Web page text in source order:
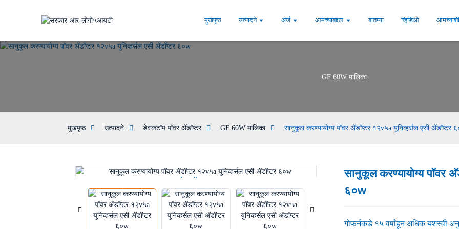
मुखपृष्ठ उत्पादने अर्ज आमच्याबद्दल बातम्या व्हिडिओ
GF 60W मालिका
मुखपृष्ठ उत्पादने डेस्कटॉप पॉवर अ‍ॅडॉप्टर GF 60W मालिका सानुकूल करण्यायोग्य पॉवर अ‍ॅडॉप्टर १२v५a युनिव्हर्सल एसी अ‍ॅडॉप्टर
Loading...
Loading... Loading...
Loading...
सानुकूल करण्यायोग्य पॉवर
६०w
गोफर्नकडे १५ वर्षांहून अधिक यशस्वी